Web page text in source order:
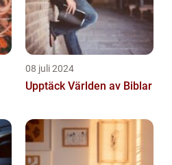
08 juli 2024
Upptäck Världen av Biblar